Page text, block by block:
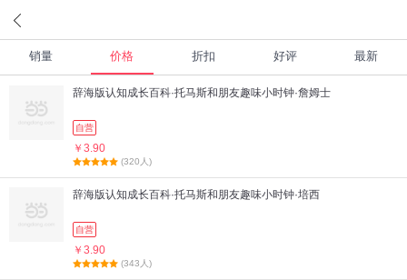
销量 价格 折扣 好评 最新
辞海版认知成长百科·托马斯和朋友趣味小时钟·詹姆士
自营
￥3.90
(320人)
辞海版认知成长百科·托马斯和朋友趣味小时钟·培西
自营
￥3.90
(343人)